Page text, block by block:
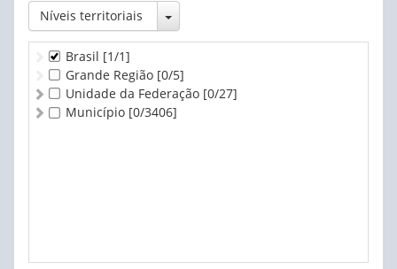
Níveis territoriais Toggle Dropdown
Brasil [1/1]
Grande Região [0/5]
Unidade da Federação [0/27]
Município [0/3406]